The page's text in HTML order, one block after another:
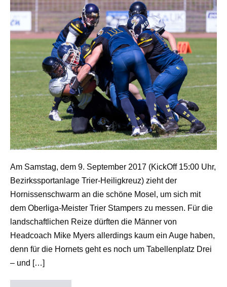
Am Samstag, dem 9. September 2017 (KickOff 15:00 Uhr,
Bezirkssportanlage Trier-Heiligkreuz) zieht der
Hornissenschwarm an die schöne Mosel, um sich mit
dem Oberliga-Meister Trier Stampers zu messen. Für die
landschaftlichen Reize dürften die Männer von
Headcoach Mike Myers allerdings kaum ein Auge haben,
denn für die Hornets geht es noch um Tabellenplatz Drei
– und […]